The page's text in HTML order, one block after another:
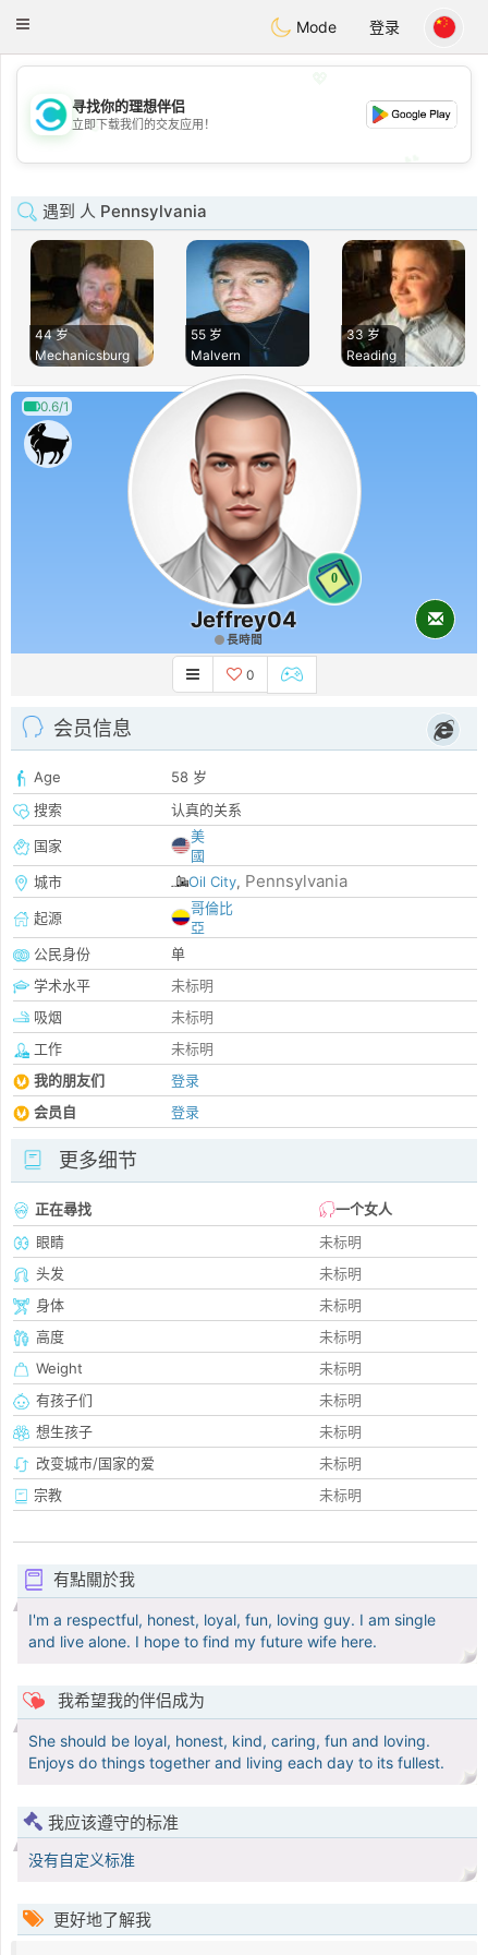
Citas
Toggle
Mode 登录
💖
💕
寻找你的理想伴侣
立即下载我们的交友应用！
遇到 人 Pennsylvania
44 岁
Mechanicsburg
55 岁
Malvern
33 岁
Reading
0.6/1
0
Jeffrey04
長時間
0
会员信息
Age
58 岁
搜索
认真的关系
国家
美
國
城市
Oil City, Pennsylvania
起源
哥倫比
亞
公民身份
单
学术水平
未标明
吸烟
未标明
工作
未标明
我的朋友们
登录
会员自
登录
更多细节
正在尋找
一个女人
眼睛
未标明
头发
未标明
身体
未标明
高度
未标明
Weight
未标明
有孩子们
未标明
想生孩子
未标明
改变城市/国家的爱
未标明
宗教
未标明
有點關於我
I'm a respectful, honest, loyal, fun, loving guy. I am single
and live alone. I hope to find my future wife here.
我希望我的伴侣成为
She should be loyal, honest, kind, caring, fun and loving.
Enjoys do things together and living each day to its fullest.
我应该遵守的标准
没有自定义标准
更好地了解我